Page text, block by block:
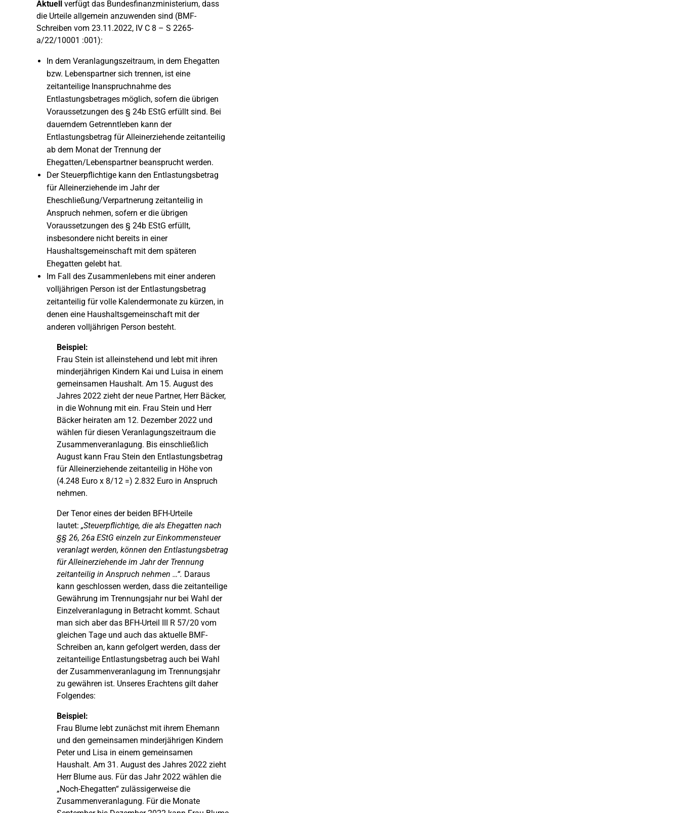
Aktuell verfügt das Bundesfinanzministerium, dass
die Urteile allgemein anzuwenden sind (BMF-
Schreiben vom 23.11.2022, IV C 8 – S 2265-
a/22/10001 :001):
In dem Veranlagungszeitraum, in dem Ehegatten
bzw. Lebenspartner sich trennen, ist eine
zeitanteilige Inanspruchnahme des
Entlastungsbetrages möglich, sofern die übrigen
Voraussetzungen des § 24b EStG erfüllt sind. Bei
dauerndem Getrenntleben kann der
Entlastungsbetrag für Alleinerziehende zeitanteilig
ab dem Monat der Trennung der
Ehegatten/Lebenspartner beansprucht werden.
Der Steuerpflichtige kann den Entlastungsbetrag
für Alleinerziehende im Jahr der
Eheschließung/Verpartnerung zeitanteilig in
Anspruch nehmen, sofern er die übrigen
Voraussetzungen des § 24b EStG erfüllt,
insbesondere nicht bereits in einer
Haushaltsgemeinschaft mit dem späteren
Ehegatten gelebt hat.
Im Fall des Zusammenlebens mit einer anderen
volljährigen Person ist der Entlastungsbetrag
zeitanteilig für volle Kalendermonate zu kürzen, in
denen eine Haushaltsgemeinschaft mit der
anderen volljährigen Person besteht.
Beispiel:
Frau Stein ist alleinstehend und lebt mit ihren
minderjährigen Kindern Kai und Luisa in einem
gemeinsamen Haushalt. Am 15. August des
Jahres 2022 zieht der neue Partner, Herr Bäcker,
in die Wohnung mit ein. Frau Stein und Herr
Bäcker heiraten am 12. Dezember 2022 und
wählen für diesen Veranlagungszeitraum die
Zusammenveranlagung. Bis einschließlich
August kann Frau Stein den Entlastungsbetrag
für Alleinerziehende zeitanteilig in Höhe von
(4.248 Euro x 8/12 =) 2.832 Euro in Anspruch
nehmen.
Der Tenor eines der beiden BFH-Urteile
lautet: „Steuerpflichtige, die als Ehegatten nach
§§ 26, 26a EStG einzeln zur Einkommensteuer
veranlagt werden, können den Entlastungsbetrag
für Alleinerziehende im Jahr der Trennung
zeitanteilig in Anspruch nehmen …“. Daraus
kann geschlossen werden, dass die zeitanteilige
Gewährung im Trennungsjahr nur bei Wahl der
Einzelveranlagung in Betracht kommt. Schaut
man sich aber das BFH-Urteil III R 57/20 vom
gleichen Tage und auch das aktuelle BMF-
Schreiben an, kann gefolgert werden, dass der
zeitanteilige Entlastungsbetrag auch bei Wahl
der Zusammenveranlagung im Trennungsjahr
zu gewähren ist. Unseres Erachtens gilt daher
Folgendes:
Beispiel:
Frau Blume lebt zunächst mit ihrem Ehemann
und den gemeinsamen minderjährigen Kindern
Peter und Lisa in einem gemeinsamen
Haushalt. Am 31. August des Jahres 2022 zieht
Herr Blume aus. Für das Jahr 2022 wählen die
„Noch-Ehegatten“ zulässigerweise die
Zusammenveranlagung. Für die Monate